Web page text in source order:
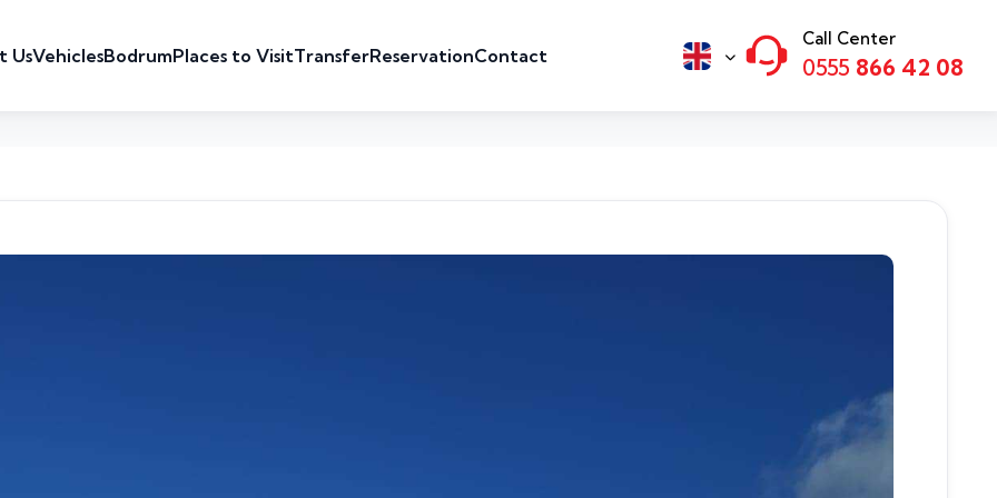
UsVehiclesBodrumPlaces to VisitTransferReservationContact
Call Center
0555 866 42 08